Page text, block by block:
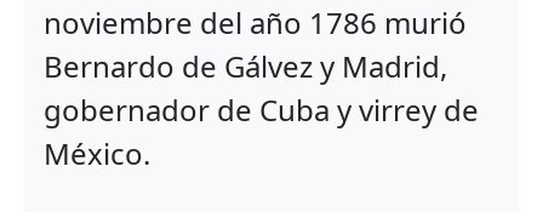
noviembre del año 1786 murió
Bernardo de Gálvez y Madrid,
gobernador de Cuba y virrey de
México.